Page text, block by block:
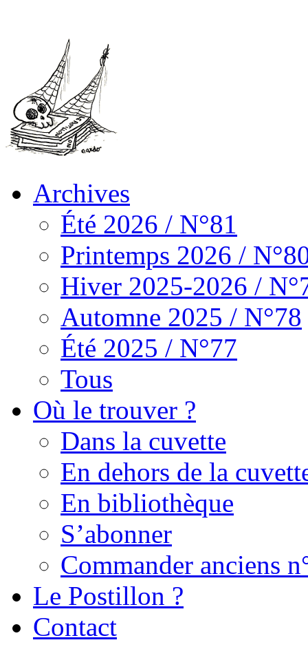
Archives
Été 2026 / N°81
Printemps 2026 /
Hiver 2025-2026 /
Automne 2025 / N°78
Été 2025 / N°77
Tous
Où le trouver ?
Dans la cuvette
En dehors de la
En bibliothèque
S’abonner
Commander anciens
Le Postillon ?
Contact